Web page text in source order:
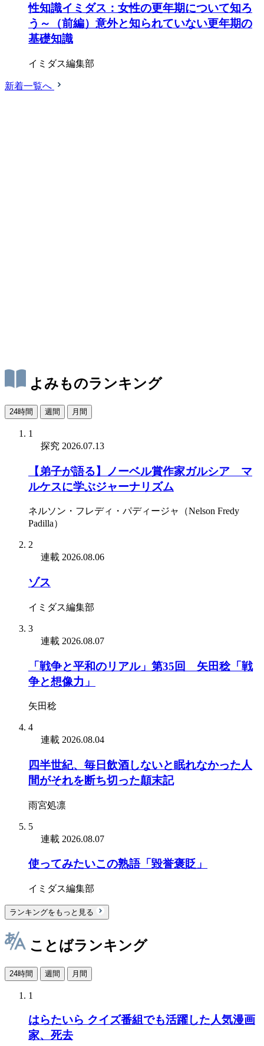
性知識イミダス：女性の更年期について知ろ
う～（前編）意外と知られていない更年期の
基礎知識
イミダス編集部
新着一覧へ
よみものランキング
24時間 週間 月間
1
探究 2026.07.13
【弟子が語る】ノーベル賞作家ガルシア゠マ
ルケスに学ぶジャーナリズム
ネルソン・フレディ・パディージャ（Nelson Fredy
Padilla）
2
連載 2026.08.06
ゾス
イミダス編集部
3
連載 2026.08.07
「戦争と平和のリアル」第35回 矢田稔「戦
争と想像力」
矢田稔
4
連載 2026.08.04
四半世紀、毎日飲酒しないと眠れなかった人
間がそれを断ち切った顛末記
雨宮処凛
5
連載 2026.08.07
使ってみたいこの熟語「毀誉褒貶」
イミダス編集部
ランキングをもっと見る
ことばランキング
24時間 週間 月間
1
はらたいら クイズ番組でも活躍した人気漫画
家、死去